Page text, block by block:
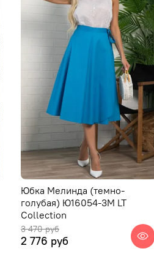
Юбка Мелинда (темно-
голубая) Ю16054-3М LT
Collection
3 470 руб
2 776 руб